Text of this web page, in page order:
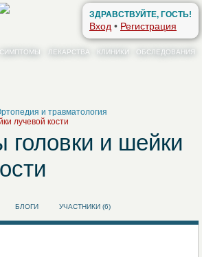
ЗДРАВСТВУЙТЕ, ГОСТЬ!
Вход • Регистрация
СИМПТОМЫ ЛЕКАРСТВА КЛИНИКИ ОБСЛЕДОВАНИЯ
и травматология
лучевой кости
и шейки
БЛОГИ УЧАСТНИКИ (6)